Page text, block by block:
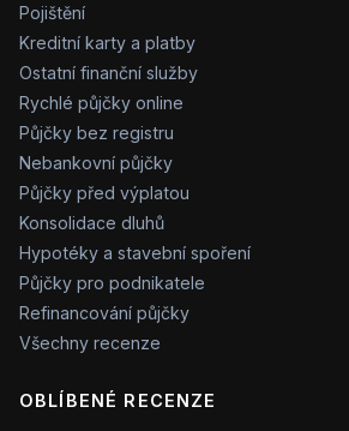
Pojištění
Kreditní karty a platby
Ostatní finanční služby
Rychlé půjčky online
Půjčky bez registru
Nebankovní půjčky
Půjčky před výplatou
Konsolidace dluhů
Hypotéky a stavební spoření
Půjčky pro podnikatele
Refinancování půjčky
Všechny recenze
OBLÍBENÉ RECENZE